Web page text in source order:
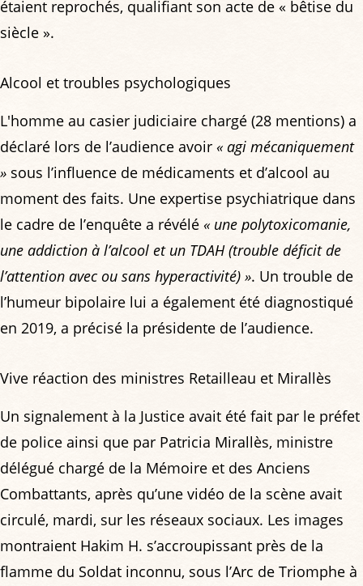
étaient reprochés, qualifiant son acte de « bêtise du
siècle ».
Alcool et troubles psychologiques
L'homme au casier judiciaire chargé (28 mentions) a
déclaré lors de l’audience avoir « agi mécaniquement
» sous l’influence de médicaments et d’alcool au
moment des faits. Une expertise psychiatrique dans
le cadre de l’enquête a révélé « une polytoxicomanie,
une addiction à l’alcool et un TDAH (trouble déficit de
l’attention avec ou sans hyperactivité) ». Un trouble de
l’humeur bipolaire lui a également été diagnostiqué
en 2019, a précisé la présidente de l’audience.
Vive réaction des ministres Retailleau et Mirallès
Un signalement à la Justice avait été fait par le préfet
de police ainsi que par Patricia Mirallès, ministre
délégué chargé de la Mémoire et des Anciens
Combattants, après qu’une vidéo de la scène avait
circulé, mardi, sur les réseaux sociaux. Les images
montraient Hakim H. s’accroupissant près de la
flamme du Soldat inconnu, sous l’Arc de Triomphe à